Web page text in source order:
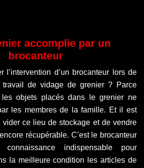
accomplie par un
brocanteur
l’intervention d’un brocanteur lors de
travail de vidage de grenier ? Parce
les objets placés dans le grenier ne
les membres de la famille. Et il est
ce lieu de stockage et de vendre
récupérable. C’est le brocanteur
indispensable pour
la meilleure condition les articles de